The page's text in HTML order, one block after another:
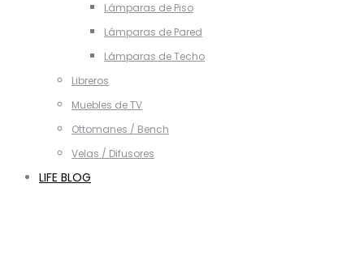
Lámparas de Piso
Lámparas de Pared
Lámparas de Techo
Libreros
Muebles de TV
Ottomanes / Bench
Velas / Difusores
LIFE BLOG